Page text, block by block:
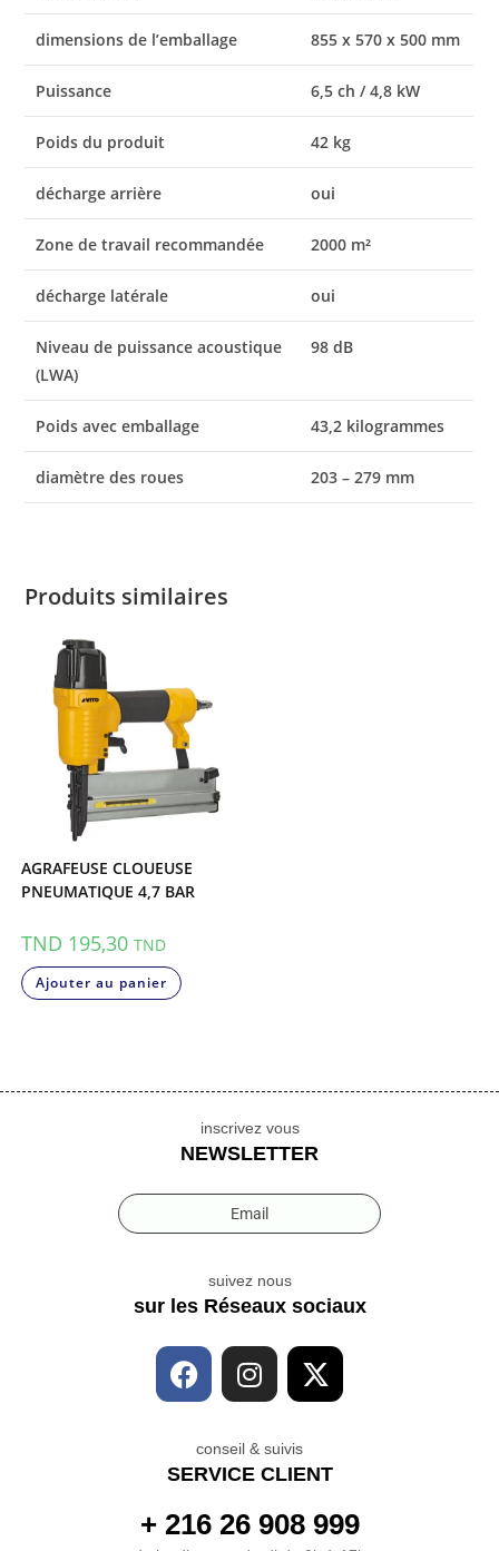
dimensions de l’emballage 855 x 570 x 500 mm
Puissance 6,5 ch / 4,8 kW
Poids du produit 42 kg
décharge arrière oui
Zone de travail recommandée 2000 m²
décharge latérale oui
Niveau de puissance acoustique
(LWA)
98 dB
Poids avec emballage 43,2 kilogrammes
diamètre des roues 203 – 279 mm
Produits similaires
AGRAFEUSE CLOUEUSE
PNEUMATIQUE 4,7 BAR
TND 195,30 TND
Ajouter au panier
inscrivez vous
NEWSLETTER
Email
suivez nous
sur les Réseaux sociaux
conseil & suivis
SERVICE CLIENT
+ 216 26 908 999